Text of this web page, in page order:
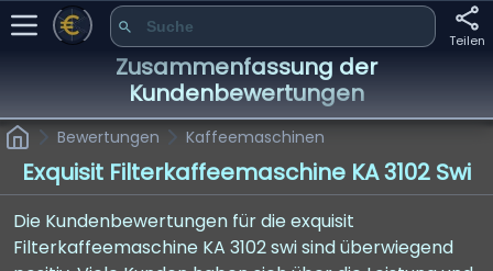
Teilen
Zusammenfassung der
Kundenbewertungen
Bewertungen Kaffeemaschinen
Exquisit Filterkaffeemaschine KA 3102 Swi
Die Kundenbewertungen für die exquisit
Filterkaffeemaschine KA 3102 swi sind überwiegend